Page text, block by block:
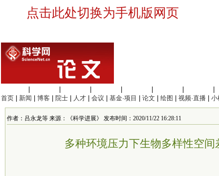
点击此处切换为手机版网页
首页
新闻 博客 院士 人才 会议 基金·项目 论文 绘图 视频·直播 小
作者：吕永龙等 来源：《科学进展》 发布时间：2020/11/22 16:28:11
多种环境压力下生物多样性空间